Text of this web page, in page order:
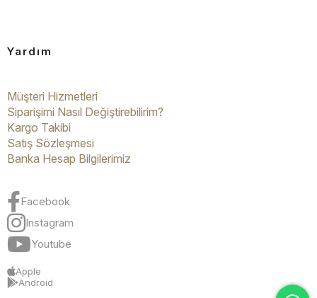
Yardım
Müşteri Hizmetleri
Siparişimi Nasıl Değiştirebilirim?
Kargo Takibi
Satış Sözleşmesi
Banka Hesap Bilgilerimiz
Facebook
Instagram
Youtube
Apple
Android